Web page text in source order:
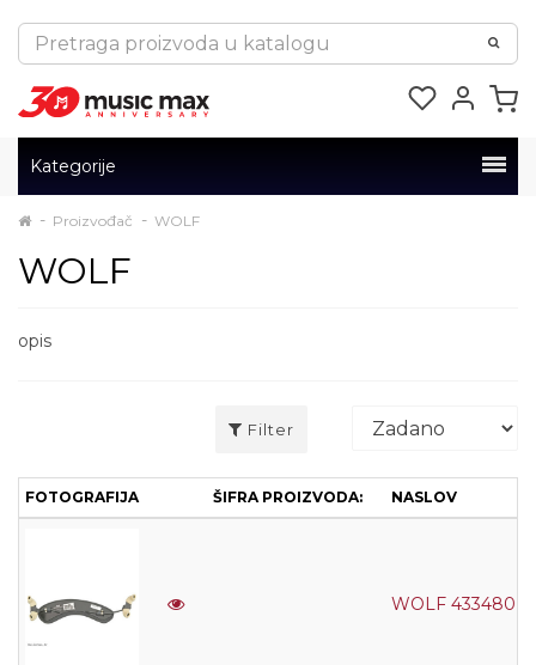
Kategorije
Proizvođač WOLF
WOLF
opis
Filter
FOTOGRAFIJA ŠIFRA PROIZVODA: NASLOV
WOLF 433480